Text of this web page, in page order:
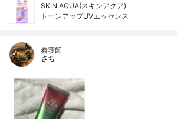
SKIN AQUA(スキンアクア)
トーンアップUVエッセンス
看護師
さち